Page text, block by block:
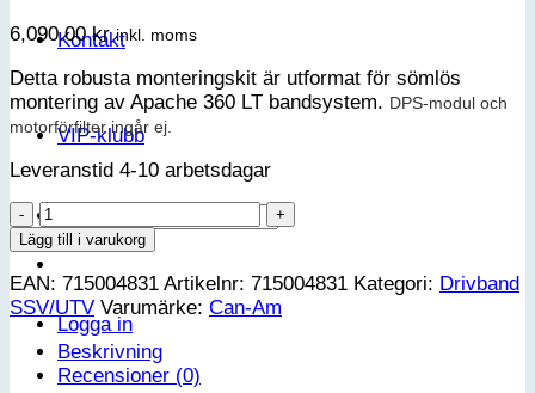
Kontakt
VIP-klubb
efter:
Logga in
6,090.00kr inkl. moms
Detta robusta monteringskit är utformat för sömlös
montering av Apache 360 LT bandsystem. DPS-modul och
motorförfilter ingår ej.
Leveranstid 4-10 arbetsdagar
Can-
Am
Apache
360
monteringssats
-
Traxter
(bredd
Lägg till i varukorg
EAN: 715004831 Artikelnr: 715004831 Kategori: Drivband
SSV/UTV Varumärke: Can-Am
Beskrivning
Recensioner (0)